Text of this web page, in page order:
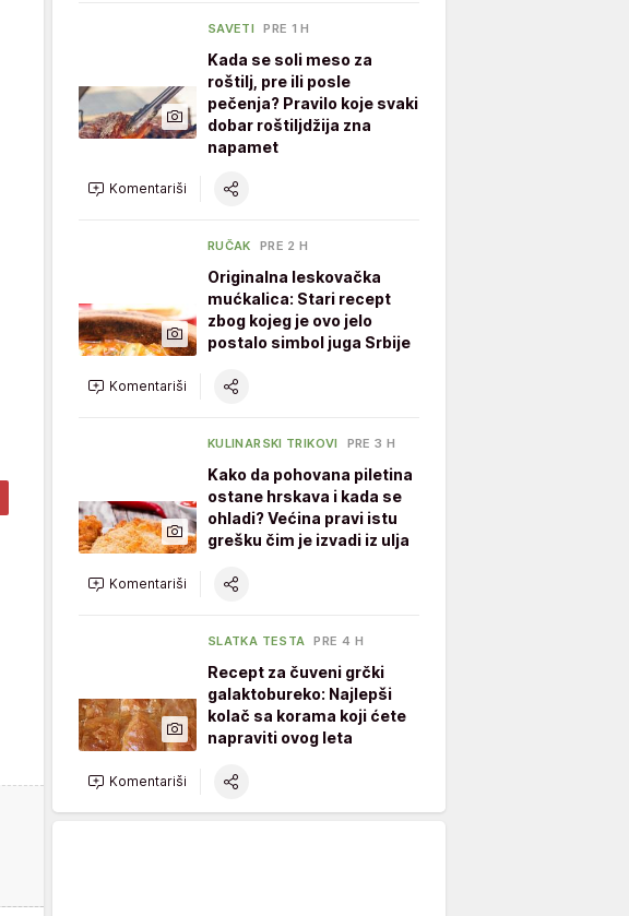
SAVETI PRE 1 H
Kada se soli meso za
roštilj, pre ili posle
pečenja? Pravilo koje svaki
dobar roštiljdžija zna
napamet
Komentariši
RUČAK PRE 2 H
Originalna leskovačka
mućkalica: Stari recept
zbog kojeg je ovo jelo
postalo simbol juga Srbije
Komentariši
KULINARSKI TRIKOVI PRE 3 H
Kako da pohovana piletina
ostane hrskava i kada se
ohladi? Većina pravi istu
grešku čim je izvadi iz ulja
Komentariši
SLATKA TESTA PRE 4 H
Recept za čuveni grčki
galaktobureko: Najlepši
kolač sa korama koji ćete
napraviti ovog leta
Komentariši